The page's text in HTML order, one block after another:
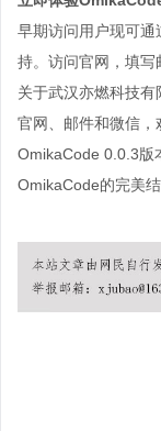
早期访问用户现可
持。访问官网，填写
关于武汉亦燃科技
官网、邮件和微信，
OmikaCode 0.0.3版
OmikaCode的完美结